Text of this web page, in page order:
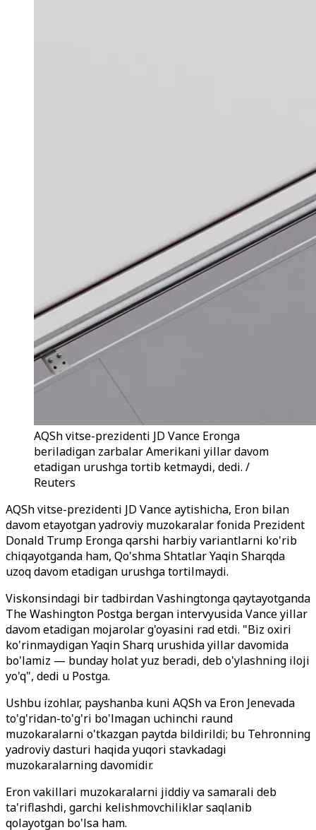
AQSh vitse-prezidenti JD Vance Eronga
beriladigan zarbalar Amerikani yillar davom
etadigan urushga tortib ketmaydi, dedi. /
Reuters
AQSh vitse-prezidenti JD Vance aytishicha, Eron bilan
davom etayotgan yadroviy muzokaralar fonida Prezident
Donald Trump Eronga qarshi harbiy variantlarni ko'rib
chiqayotganda ham, Qo'shma Shtatlar Yaqin Sharqda
uzoq davom etadigan urushga tortilmaydi.
Viskonsindagi bir tadbirdan Vashingtonga qaytayotganda
The Washington Postga bergan intervyusida Vance yillar
davom etadigan mojarolar g'oyasini rad etdi. "Biz oxiri
ko'rinmaydigan Yaqin Sharq urushida yillar davomida
bo'lamiz — bunday holat yuz beradi, deb o'ylashning iloji
yo'q", dedi u Postga.
Ushbu izohlar, payshanba kuni AQSh va Eron Jenevada
to'g'ridan-to'g'ri bo'lmagan uchinchi raund
muzokaralarni o'tkazgan paytda bildirildi; bu Tehronning
yadroviy dasturi haqida yuqori stavkadagi
muzokaralarning davomidir.
Eron vakillari muzokaralarni jiddiy va samarali deb
ta'riflashdi, garchi kelishmovchiliklar saqlanib
qolayotgan bo'lsa ham.